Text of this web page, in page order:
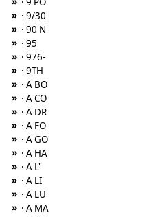
» · 9/30
» · 90 N
» · 95
» · 976-
» · 9TH
» · A BO
» · A CO
» · A DR
» · A FO
» · A GO
» · A HA
» · A L'
» · A LI
» · A LU
» · A MA